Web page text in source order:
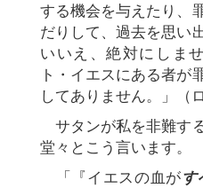
する機会を与えたり、
だりして、過去を思い
いいえ、絶対にしま
ト・イエスにある者が
してありません。」（
サタンが私を非難す
堂々とこう言います。
「『イエスの血がす